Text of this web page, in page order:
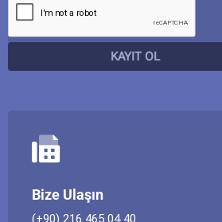
Bize Ulaşın
(+90) 216 465 04 40